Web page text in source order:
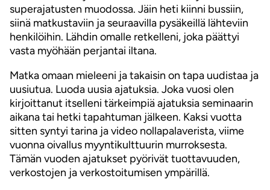
superajatusten muodossa. Jäin heti kiinni bussiin,
siinä matkustaviin ja seuraavilla pysäkeillä lähteviin
henkilöihin. Lähdin omalle retkelleni, joka päättyi
vasta myöhään perjantai iltana.
Matka omaan mieleeni ja takaisin on tapa uudistaa ja
uusiutua. Luoda uusia ajatuksia. Joka vuosi olen
kirjoittanut itselleni tärkeimpiä ajatuksia seminaarin
aikana tai hetki tapahtuman jälkeen. Kaksi vuotta
sitten syntyi tarina ja video nollapalaverista, viime
vuonna oivallus myyntikulttuurin murroksesta.
Tämän vuoden ajatukset pyörivät tuottavuuden,
verkostojen ja verkostoitumisen ympärillä.